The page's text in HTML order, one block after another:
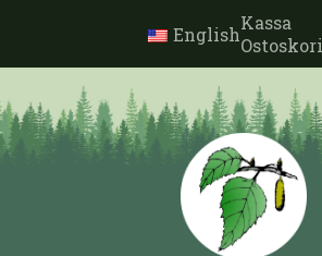
EnglishKassa
Ostoskori